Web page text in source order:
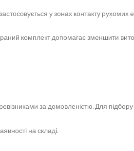
у зонах контакту рухомих
комплект допомагає зменшити
за домовленістю. Для
на складі.